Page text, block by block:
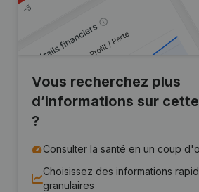
Vous recherchez plus
d’informations sur
?
Consulter la santé en un coup
Choisissez des informations
granulaires